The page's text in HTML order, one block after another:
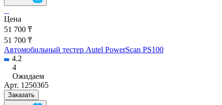
Цена
51 700 ₸
51 700 ₸
Автомобильный тестер Autel PowerScan PS100
4.2
4
Ожидаем
Арт. 1250365
Заказать